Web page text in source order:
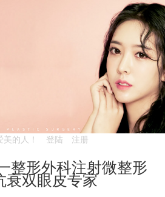
美的人！ 登陆 注册
整形外科注射微整形
衰双眼皮专家